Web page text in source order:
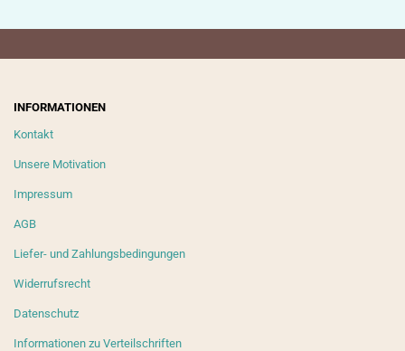
INFORMATIONEN
Kontakt
Unsere Motivation
Impressum
AGB
Liefer- und Zahlungsbedingungen
Widerrufsrecht
Datenschutz
Informationen zu Verteilschriften